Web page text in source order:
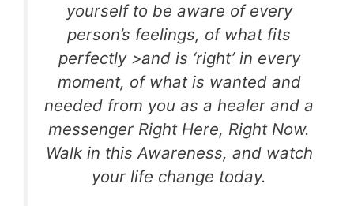
yourself to be aware of every
person’s feelings, of what fits
perfectly >and is ‘right’ in every
moment, of what is wanted and
needed from you as a healer and a
messenger Right Here, Right Now.
Walk in this Awareness, and watch
your life change today.